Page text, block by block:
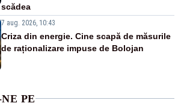
scădea
7 aug. 2026, 10:43
Criza din energie. Cine scapă de măsurile
de raționalizare impuse de Bolojan
PE